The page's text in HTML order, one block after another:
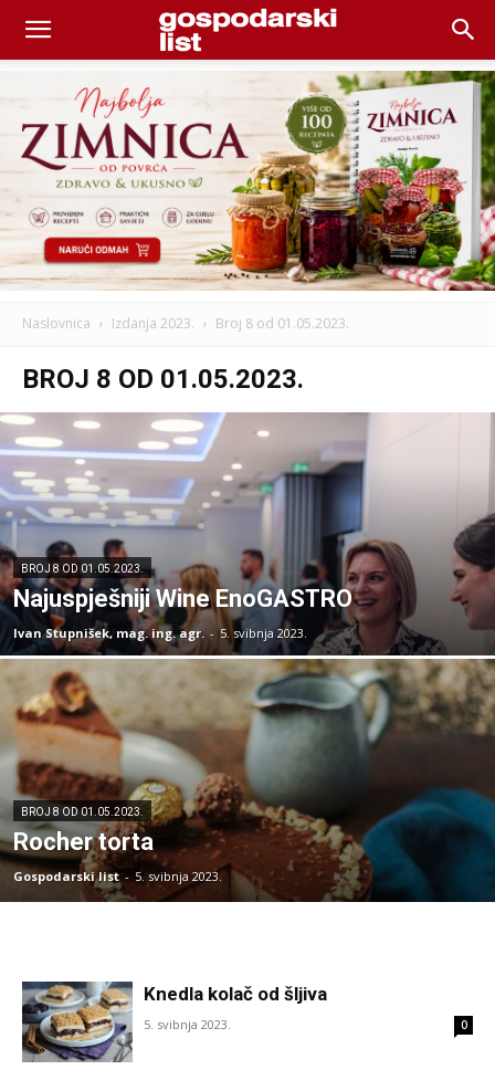
Naslovnica Izdanja 2023. Broj 8 od 01.05.2023.
BROJ 8 OD 01.05.2023.
BROJ 8 OD 01.05.2023.
Najuspješniji Wine EnoGASTRO
Ivan Stupnišek, mag. ing. agr. - 5. svibnja 2023.
BROJ 8 OD 01.05.2023.
Rocher torta
Gospodarski list - 5. svibnja 2023.
Knedla kolač od šljiva
5. svibnja 2023. 0